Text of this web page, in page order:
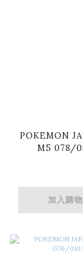
POKEMON
M5 078/
加入購